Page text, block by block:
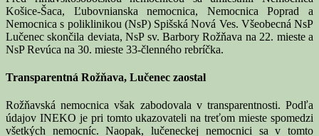
Košice-Šaca, Ľubovnianska nemocnica, Nemocnica Poprad a
Nemocnica s poliklinikou (NsP) Spišská Nová Ves. Všeobecná NsP
Lučenec skončila deviata, NsP sv. Barbory Rožňava na 22. mieste a
NsP Revúca na 30. mieste 33-členného rebríčka.
Transparentná Rožňava, Lučenec zaostal
Rožňavská nemocnica však zabodovala v transparentnosti. Podľa
údajov INEKO je pri tomto ukazovateli na treťom mieste spomedzi
všetkých nemocníc. Naopak, lučeneckej nemocnici sa v tomto